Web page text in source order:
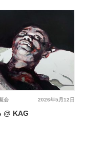
2026年5月12日
会
@ KAG